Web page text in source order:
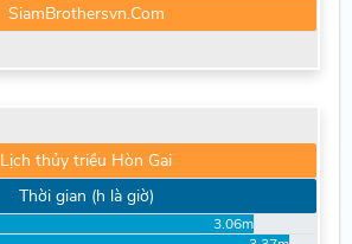
SiamBrothersvn.Com
Lịch thủy triều Hòn Gai
Thời gian (h là giờ)
3.06m